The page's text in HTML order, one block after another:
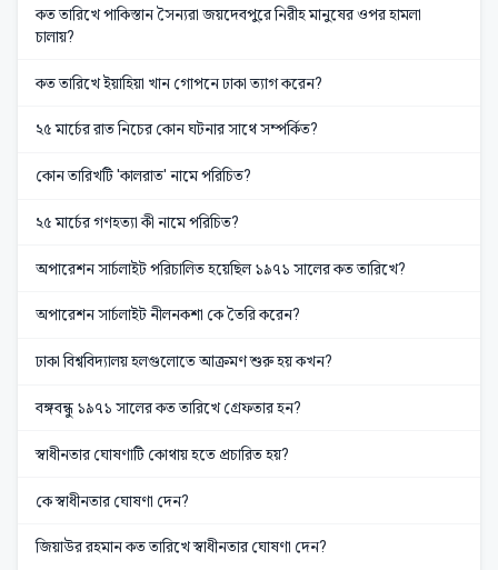
কত তারিখে পাকিস্তান সৈন্যরা জয়দেবপুরে নিরীহ মানুষের ওপর হামলা
চালায়?
কত তারিখে ইয়াহিয়া খান গোপনে ঢাকা ত্যাগ করেন?
২৫ মার্চের রাত নিচের কোন ঘটনার সাথে সম্পর্কিত?
কোন তারিখটি 'কালরাত' নামে পরিচিত?
২৫ মার্চের গণহত্যা কী নামে পরিচিত?
অপারেশন সার্চলাইট পরিচালিত হয়েছিল ১৯৭১ সালের কত তারিখে?
অপারেশন সার্চলাইট নীলনকশা কে তৈরি করেন?
ঢাকা বিশ্ববিদ্যালয় হলগুলোতে আক্রমণ শুরু হয় কখন?
বঙ্গবন্ধু ১৯৭১ সালের কত তারিখে গ্রেফতার হন?
স্বাধীনতার ঘোষণাটি কোথায় হতে প্রচারিত হয়?
কে স্বাধীনতার ঘোষণা দেন?
জিয়াউর রহমান কত তারিখে স্বাধীনতার ঘোষণা দেন?